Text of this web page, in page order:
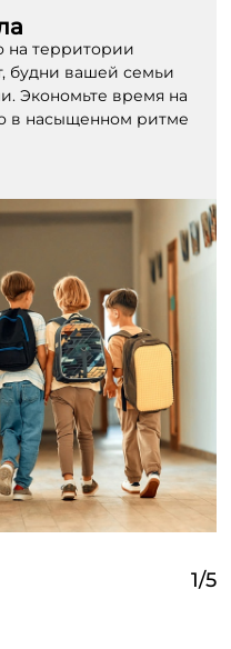
на территории
будни вашей семьи
Экономьте время на
в насыщенном ритме
1/5